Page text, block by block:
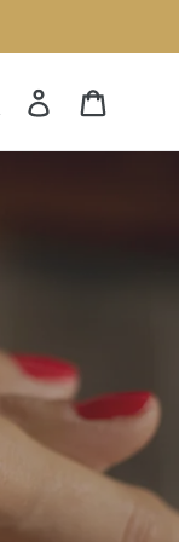
RechercheSe connecter